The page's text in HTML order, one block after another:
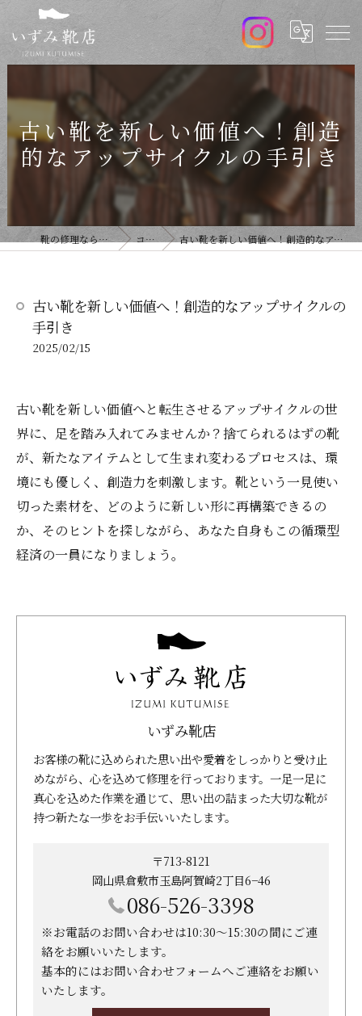
古い靴を新しい価値へ！創造
的なアップサイクルの手引き
靴の修理ならいずみ靴店 コラム 古い靴を新しい価値へ！創造的なアップサイクルの手引き
古い靴を新しい価値へ！創造的なアップサイクルの
手引き
2025/02/15
古い靴を新しい価値へと転生させるアップサイクルの世
界に、足を踏み入れてみませんか？捨てられるはずの靴
が、新たなアイテムとして生まれ変わるプロセスは、環
境にも優しく、創造力を刺激します。靴という一見使い
切った素材を、どのように新しい形に再構築できるの
か、そのヒントを探しながら、あなた自身もこの循環型
経済の一員になりましょう。
いずみ靴店
お客様の靴に込められた思い出や愛着をしっかりと受け止
めながら、心を込めて修理を行っております。一足一足に
真心を込めた作業を通じて、思い出の詰まった大切な靴が
持つ新たな一歩をお手伝いいたします。
〒713-8121
岡山県倉敷市玉島阿賀崎2丁目6−46
086-526-3398
※お電話のお問い合わせは10:30～15:30の間にご連
絡をお願いいたします。
基本的にはお問い合わせフォームへご連絡をお願い
いたします。